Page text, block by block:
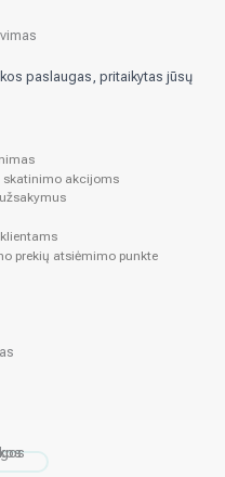
paslaugas, pritaikytas jūsų
skatinimo akcijoms
prekių atsiėmimo punkte